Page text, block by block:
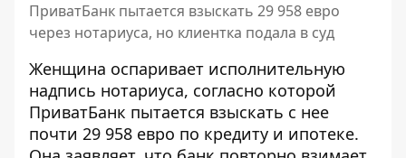
ПриватБанк пытается взыскать 29 958 евро
через нотариуса, но клиентка подала в суд
Женщина оспаривает исполнительную
надпись нотариуса, согласно которой
ПриватБанк пытается взыскать с нее
почти 29 958 евро по кредиту и ипотеке.